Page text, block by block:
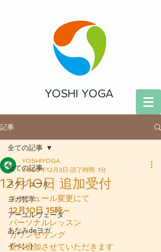
YOSHI YOGA
記事
全ての記事
スケジュール
ヨガ哲学
アーユルヴェーダ
あなみdeヨガ
イベント
全ての記事
12月10日 追加受付
YOSHIYOGA
2020年12月3日 読了時間: 1分
スケジュール変更にて
12月10日 15時～
パーソナルレッスン
カウンセリング
受付追加させていただきます